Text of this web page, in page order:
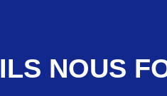
ILS NOUS